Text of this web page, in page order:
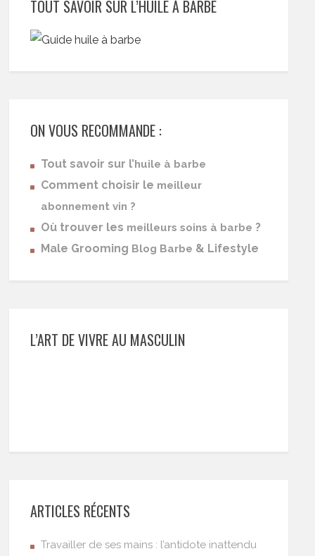
TOUT SAVOIR SUR L’HUILE À BARBE
ON VOUS RECOMMANDE :
Tout savoir sur l’huile à barbe
Comment choisir le meilleur
abonnement vin ?
Où trouver les meilleurs soins à barbe ?
Male Grooming Blog Barbe & Lifestyle
L’ART DE VIVRE AU MASCULIN
ARTICLES RÉCENTS
Travailler de ses mains : l’antidote inattendu